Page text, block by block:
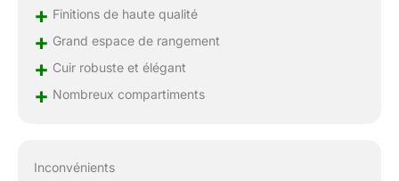
+ Finitions de haute qualité
+ Grand espace de rangement
+ Cuir robuste et élégant
+ Nombreux compartiments
Inconvénients